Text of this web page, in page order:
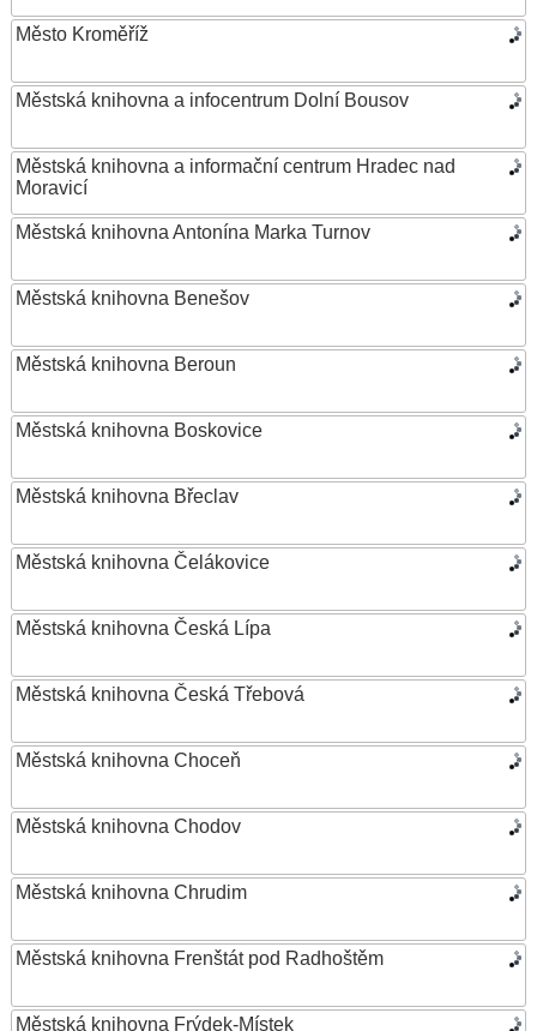
Město Kroměříž
Městská knihovna a infocentrum Dolní Bousov
Městská knihovna a informační centrum Hradec nad
Moravicí
Městská knihovna Antonína Marka Turnov
Městská knihovna Benešov
Městská knihovna Beroun
Městská knihovna Boskovice
Městská knihovna Břeclav
Městská knihovna Čelákovice
Městská knihovna Česká Lípa
Městská knihovna Česká Třebová
Městská knihovna Choceň
Městská knihovna Chodov
Městská knihovna Chrudim
Městská knihovna Frenštát pod Radhoštěm
Městská knihovna Frýdek-Místek